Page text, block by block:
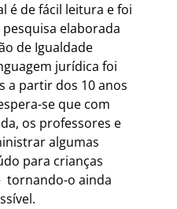
é de fácil leitura e foi
elaborada
de Igualdade
jurídica foi
a partir dos 10 anos
se que com
os professores e
algumas
para crianças
tornando-o ainda